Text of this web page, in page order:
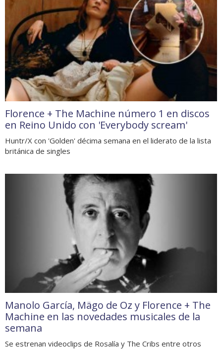
Florence + The Machine número 1 en discos
en Reino Unido con 'Everybody scream'
Huntr/X con 'Golden' décima semana en el liderato de la lista
británica de singles
Manolo García, Mägo de Oz y Florence + The
Machine en las novedades musicales de la
semana
Se estrenan videoclips de Rosalía y The Cribs entre otros